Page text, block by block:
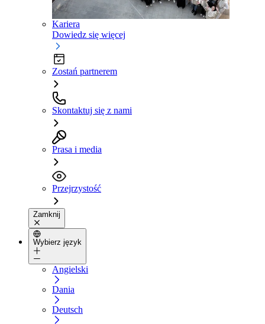
Kariera
Dowiedz się więcej
Zostań partnerem
Skontaktuj się z nami
Prasa i media
Przejrzystość
Zamknij
Wybierz język
Angielski
Dania
Deutsch